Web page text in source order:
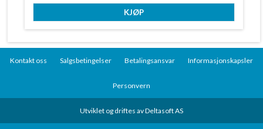
Kontakt oss Salgsbetingelser Betalingsansvar Informasjonskapsler
Personvern
Utviklet og driftes av Deltasoft AS